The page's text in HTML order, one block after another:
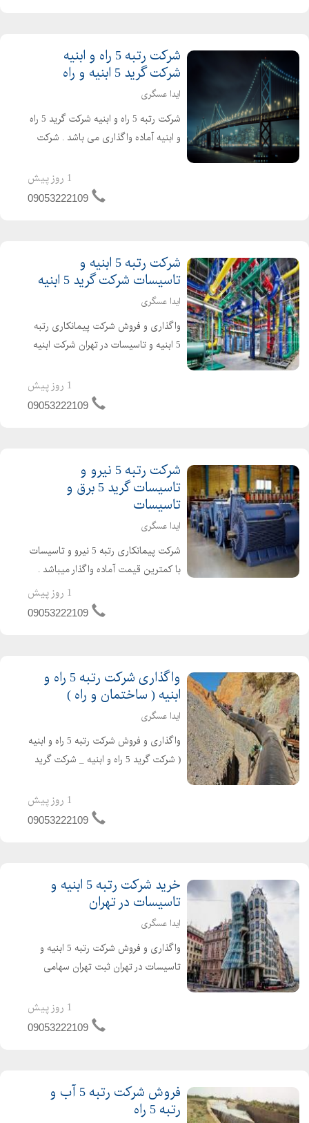
شرکت رتبه 5 راه و ابنیه
شرکت گرید 5 ابنیه و راه
ایدا عسگری
شرکت رتبه 5 راه و ابنیه شرکت گرید 5 راه
و ابنیه آماده واگذاری می باشد . شرکت
پیمانکاری و 2 سال تعهد مهندسین می
باشد . تازه تاسیس و بدون کارکرد و بدون
1 روز پیش
09053222109
شرکت رتبه 5 ابنیه و
تاسیسات شرکت گرید 5 ابنیه
ایدا عسگری
واگذاری و فروش شرکت پیمانکاری رتبه
5 ابنیه و تاسیسات در تهران شرکت ابنیه
پیمانکاری و 2 سال تعهد مهندس تازه
تاسیس و بدون کارکرد و بدون بدهی
1 روز پیش
09053222109
شرکت رتبه 5 نیرو و
تاسیسات گرید 5 برق و
تاسیسات
ایدا عسگری
شرکت پیمانکاری رتبه 5 نیرو و تاسیسات
با کمترین قیمت آماده واگذار میباشد .
سال اعتبار صلاحیت پیمانکاری و 4 سال
1 روز پیش
09053222109
واگذاری شرکت رتبه 5 راه و
ابنیه ( ساختمان و راه )
ایدا عسگری
واگذاری و فروش شرکت رتبه 5 راه و ابنیه
( شرکت گرید 5 راه و ابنیه _ شرکت گرید
سهامی خاص تازه تاسیس و بدون کارکرد
و بدهی دارای اعتبار کارتکس ساجاری و
1 روز پیش
09053222109
خرید شرکت رتبه 5 ابنیه و
تاسیسات در تهران
ایدا عسگری
واگذاری و فروش شرکت رتبه 5 ابنیه و
تاسیسات در تهران ثبت تهران سهامی
بدون بدهی دارای 4 سال اعبتار صلاحیت
پیمانکاری آماده واگذاری با مناسب ترین
1 روز پیش
09053222109
فروش شرکت رتبه 5 آب و
رتبه 5 راه